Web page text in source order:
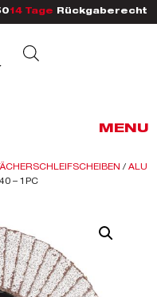
14 Tage Rückgaberecht
MENU
/ ALU
– 1PC